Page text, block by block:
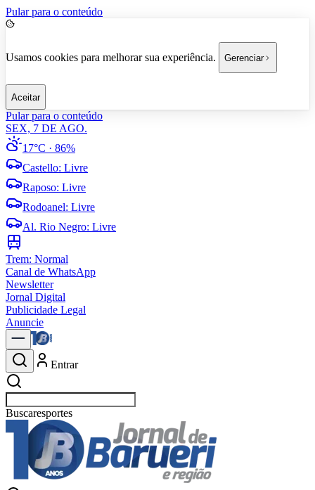
Pular para o conteúdo
Usamos cookies para melhorar sua experiência. Gerenciar
Aceitar
Pular para o conteúdo
SEX, 7 DE AGO.
17°C · 86%
Castello: Livre
Raposo: Livre
Rodoanel: Livre
Al. Rio Negro: Livre
Trem: Normal
Canal de WhatsApp
Newsletter
Jornal Digital
Publicidade Legal
Anuncie
Entrar
Buscarpolítica